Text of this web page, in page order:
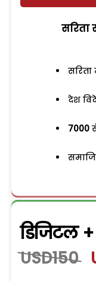
सरिता
देश
7000
डिजिटल
USD150